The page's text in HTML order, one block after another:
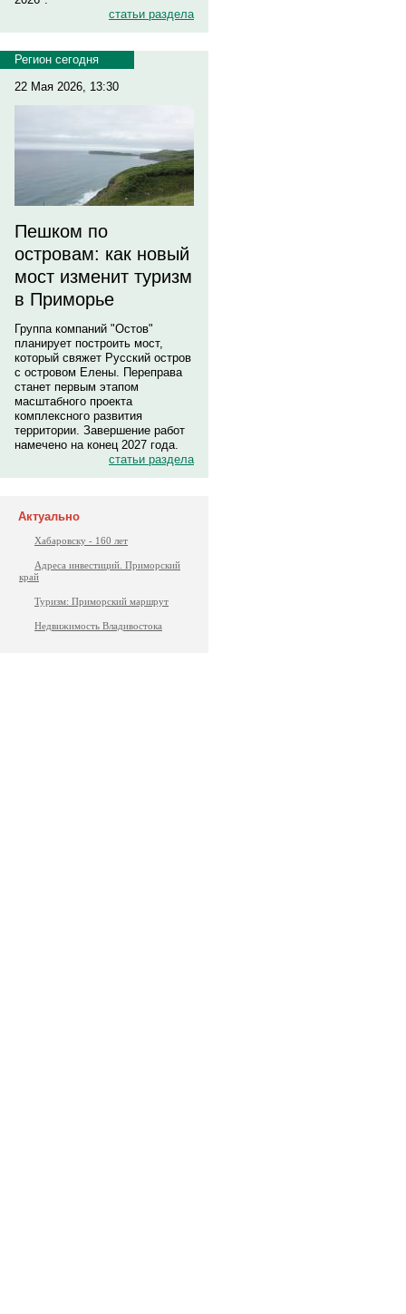
статьи раздела
Регион сегодня
22 Мая 2026, 13:30
Пешком по
островам: как новый
мост изменит туризм
в Приморье
Группа компаний "Остов"
планирует построить мост,
который свяжет Русский остров
с островом Елены. Переправа
станет первым этапом
масштабного проекта
комплексного развития
территории. Завершение работ
намечено на конец 2027 года.
статьи раздела
Актуально
Хабаровску - 160 лет
Адреса инвестиций. Приморский
край
Туризм: Приморский маршрут
Недвижимость Владивостока